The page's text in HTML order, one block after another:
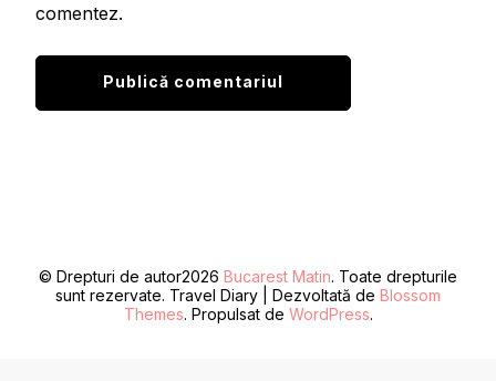
comentez.
© Drepturi de autor2026 Bucarest Matin. Toate drepturile
sunt rezervate. Travel Diary | Dezvoltată de Blossom
Themes. Propulsat de WordPress.